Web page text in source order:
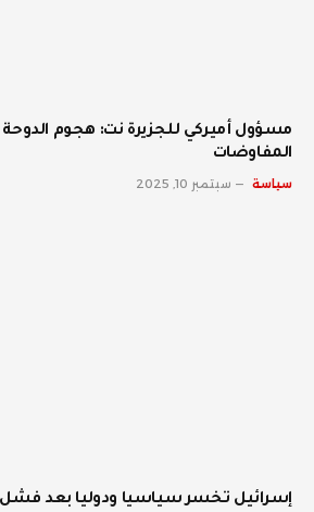
مسؤول أميركي للجزيرة نت: هجوم الدوحة
المفاوضات
سياسة سبتمبر 10, 2025
إسرائيل تخسر سياسيا ودوليا بعد